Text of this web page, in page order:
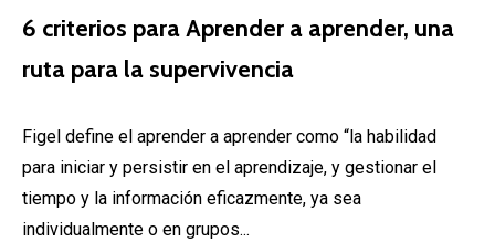
6 criterios para Aprender a aprender, una
ruta para la supervivencia
Figel define el aprender a aprender como “la habilidad
para iniciar y persistir en el aprendizaje, y gestionar el
tiempo y la información eficazmente, ya sea
individualmente o en grupos...